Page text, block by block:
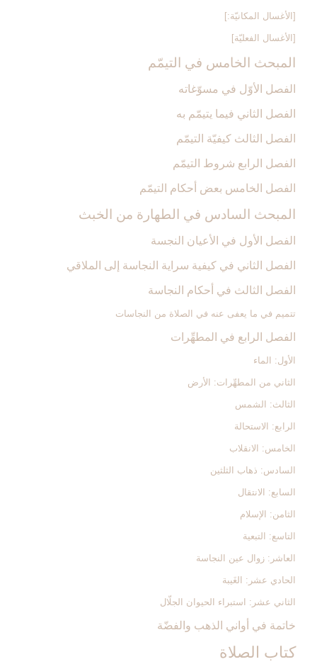
[الأغسال المكانيّة:]
[الأغسال الفعليّة]
المبحث الخامس في التيمّم‏
الفصل الأوّل في مسوّغاته
الفصل الثاني فيما يتيمّم به
الفصل الثالث كيفيّة التيمّم
الفصل الرابع شروط التيمّم‏
الفصل الخامس بعض أحكام التيمّم‏
المبحث السادس في الطهارة من الخبث‏
الفصل الأول في الأعيان النجسة
الفصل الثاني في كيفية سراية النجاسة إلى الملاقي
الفصل الثالث في أحكام النجاسة
تتميم في ما يعفى‏ عنه في الصلاة من النجاسات
الفصل الرابع في المطهِّرات
الأول: الماء
الثاني من المطهِّرات: الأرض
الثالث: الشمس‏
الرابع: الاستحالة
الخامس: الانقلاب
السادس: ذهاب الثلثين‏
السابع: الانتقال
الثامن: الإسلام
التاسع: التبعية
العاشر: زوال عين النجاسة
الحادي عشر: الغَيبة
الثاني عشر: استبراء الحيوان الجلّال
خاتمة في أواني الذهب والفضّة
كتاب الصلاة